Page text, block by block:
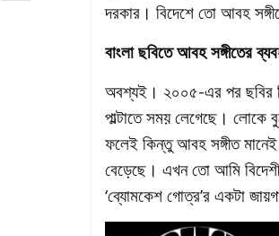
দরকার। বিদেশে তো আবহ
বাংলা ছবিতে আবহ সঙ্গীতের
অবশ্যই। ২০০৫-এর পর ছবির
পাল্টাতে সময় লেগেছে। লোকে
ফলেই কিন্তু আবহ সঙ্গীত
বেড়েছে। এখন তো আমি বিদেশী
‘ব্যোমকেশ গোত্র’র একটা